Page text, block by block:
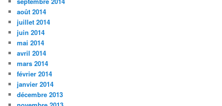
août 2014
juillet 2014
juin 2014
mai 2014
avril 2014
mars 2014
février 2014
janvier 2014
décembre 2013